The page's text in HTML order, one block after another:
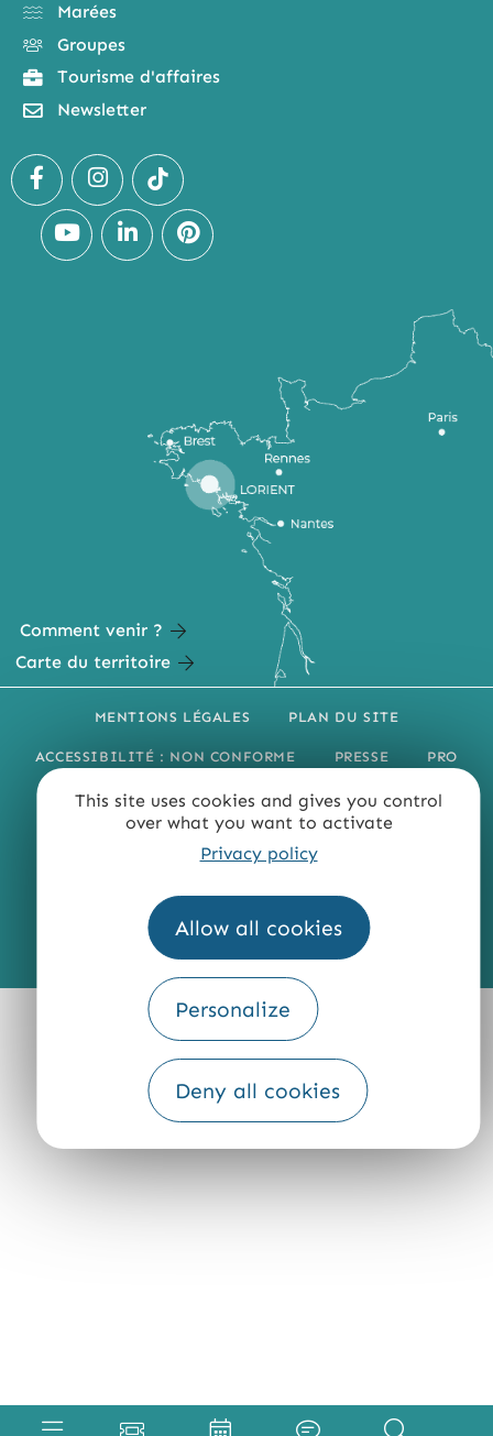
This site uses cookies and gives you control
over what you want to activate
Privacy policy
Allow all cookies
Personalize
Deny all cookies
Marées
Groupes
Tourisme d'affaires
Newsletter
Comment venir ?
Carte du territoire
MENTIONS LÉGALES PLAN DU SITE
ACCESSIBILITÉ : NON CONFORME PRESSE PRO
QUI SOMMES-NOUS ?
Fourni par
Traduction